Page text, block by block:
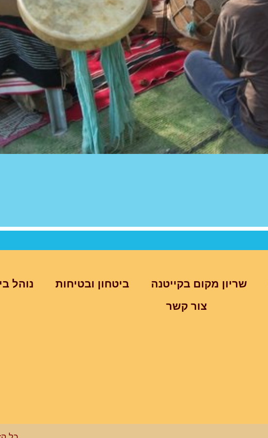
שריון מקום בקייטנה ביטחון ובטיחות נוהל
צור קשר